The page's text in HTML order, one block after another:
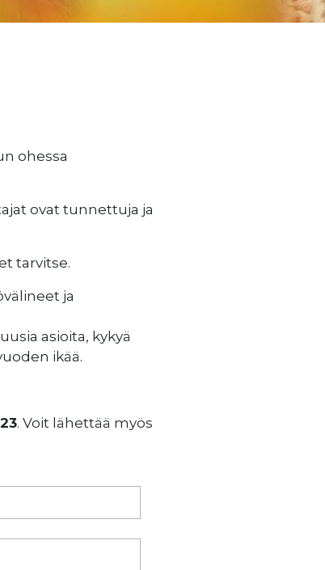
ohessa
ovat tunnettuja ja
tarvitse.
ja
asioita, kykyä
ikää.
. Voit lähettää myös